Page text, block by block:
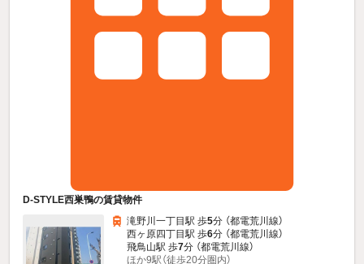
D-STYLE西巣鴨の賃貸物件
滝野川一丁目駅 歩5分 （都電荒川線）
西ヶ原四丁目駅 歩6分 （都電荒川線）
飛鳥山駅 歩7分 （都電荒川線）
ほか9駅（徒歩20分圏内）